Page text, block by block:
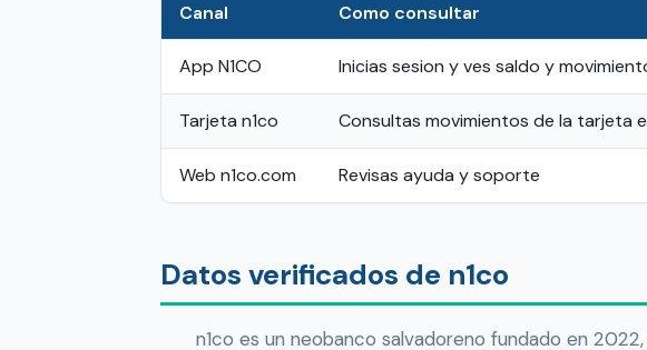
Canal Como consultar
App N1CO Inicias sesion y ves saldo y
Tarjeta n1co Consultas movimientos de la tarjeta
Web n1co.com Revisas ayuda y soporte
Datos verificados de n1co
n1co es un neobanco salvadoreno fundado en